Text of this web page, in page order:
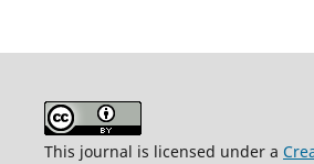
This journal is licensed under a